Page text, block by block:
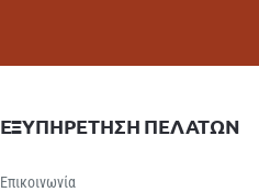
ΕΞΥΠΗΡΕΤΗΣΗ ΠΕΛΑΤΩΝ
Επικοινωνία